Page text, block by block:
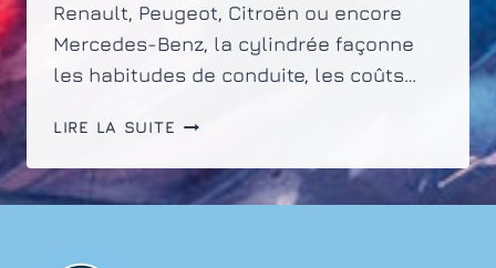
Renault, Peugeot, Citroën ou encore
Mercedes-Benz, la cylindrée façonne
les habitudes de conduite, les coûts…
LIRE LA SUITE COMPRENDRE
CYLINDRÉE
SUR